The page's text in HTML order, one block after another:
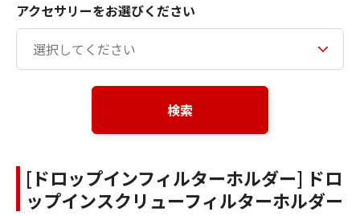
アクセサリーをお選びください
検索
[ドロップインフィルターホルダー] ドロ
ップインスクリューフィルターホルダー